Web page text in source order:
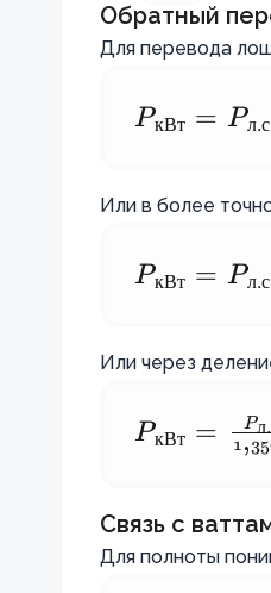
Обратный
Для перевода
PкВт = Pл.с
Или в более
0,73549875
PкВт = Pл.с
Или через
PкВт = 1 ,
Pл.
Связь с
Для полноты